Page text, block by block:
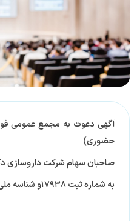
آگهی دعوت به مجمع عمومی فوق
حضوری)
صاحبان سهام شرکت داروسازی
به شماره ثبت 17938و شناسه ملی 10100621228